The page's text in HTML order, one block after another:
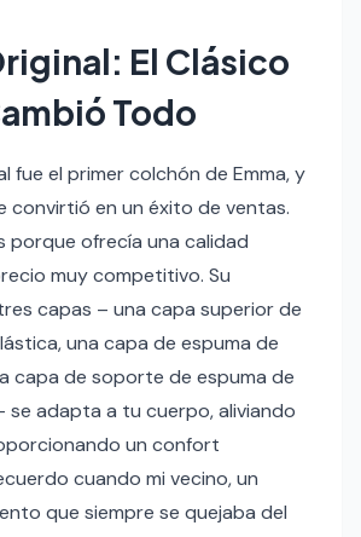
El Clásico
Todo
fue el primer colchón de Emma, y
convirtió en un éxito de ventas.
porque ofrecía una calidad
muy competitivo. Su
capas – una capa superior de
una capa de espuma de
capa de soporte de espuma de
se adapta a tu cuerpo, aliviando
un confort
cuando mi vecino, un
que siempre se quejaba del